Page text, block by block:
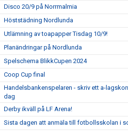
Disco 20/9 på Norrmalmia
Höststädning Nordlunda
Utlämning av toapapper Tisdag 10/9!
Planändringar på Nordlunda
Spelschema BlikkCupen 2024
Coop Cup final
Handelsbankenspelaren - skriv ett a-
dag
Derby ikväll på LF Arena!
Sista dagen att anmäla till fotbollsskolan i